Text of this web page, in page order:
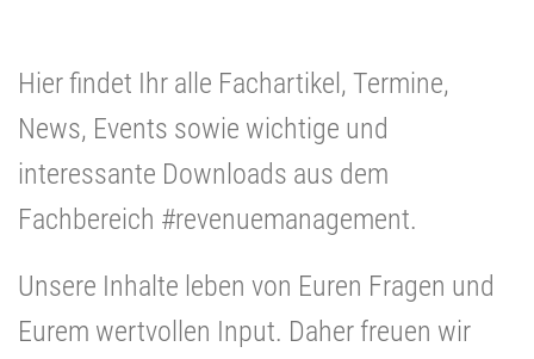
Hier findet Ihr alle Fachartikel, Termine,
News, Events sowie wichtige und
interessante Downloads aus dem
Fachbereich #revenuemanagement.
Unsere Inhalte leben von Euren Fragen und
Eurem wertvollen Input. Daher freuen wir